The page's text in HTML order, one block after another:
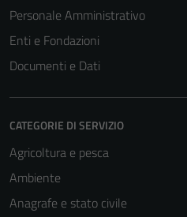
Personale Amministrativo
Enti e Fondazioni
Documenti e Dati
CATEGORIE DI SERVIZIO
Agricoltura e pesca
Ambiente
Anagrafe e stato civile